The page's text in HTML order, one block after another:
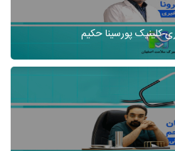
کلینیک پورسینا حکیم